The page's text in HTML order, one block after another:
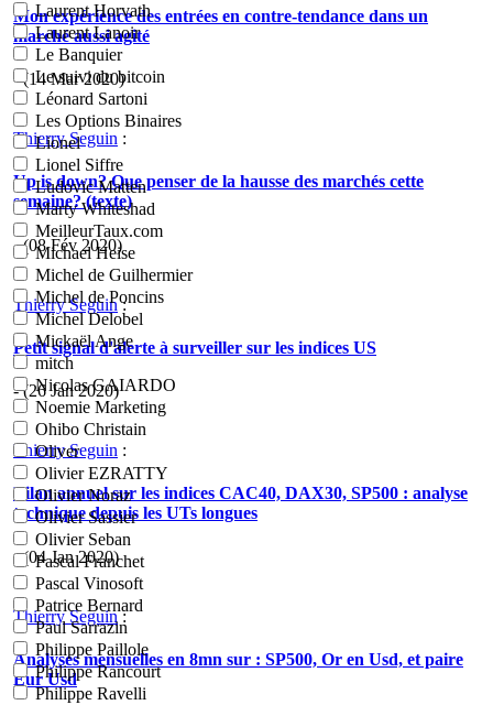
Laurent Horvath
Laurent Lanoir
Le Banquier
Le suivi du bitcoin
Léonard Sartoni
Les Options Binaires
Lionel
Lionel Siffre
Ludovic Matten
Marty Whiteshad
MeilleurTaux.com
Michael Heise
Michel de Guilhermier
Michel de Poncins
Michel Delobel
Mickaël Ange
mitch
Nicolas GAIARDO
Noemie Marketing
Ohibo Christain
Oliver
Olivier EZRATTY
Olivier Noraz
Olivier Sassier
Olivier Seban
Pascal Franchet
Pascal Vinosoft
Patrice Bernard
Paul Sarrazin
Philippe Paillole
Philippe Rancourt
Philippe Ravelli
Mon expérience des entrées en contre-tendance dans un
marché aussi agité
- (14 Mar 2020)
Thierry Seguin :
Up is down? Que penser de la hausse des marchés cette
semaine? (texte)
- (08 Fév 2020)
Thierry Seguin:
Petit signal d'alerte à surveiller sur les indices US
- (26 Jan 2020)
Thierry Seguin :
Bilan annuel sur les indices CAC40, DAX30, SP500 : analyse
technique depuis les UTs longues
- (04 Jan 2020)
Thierry Seguin:
Analyses mensuelles en 8mn sur : SP500, Or en Usd, et paire
Eur Usd